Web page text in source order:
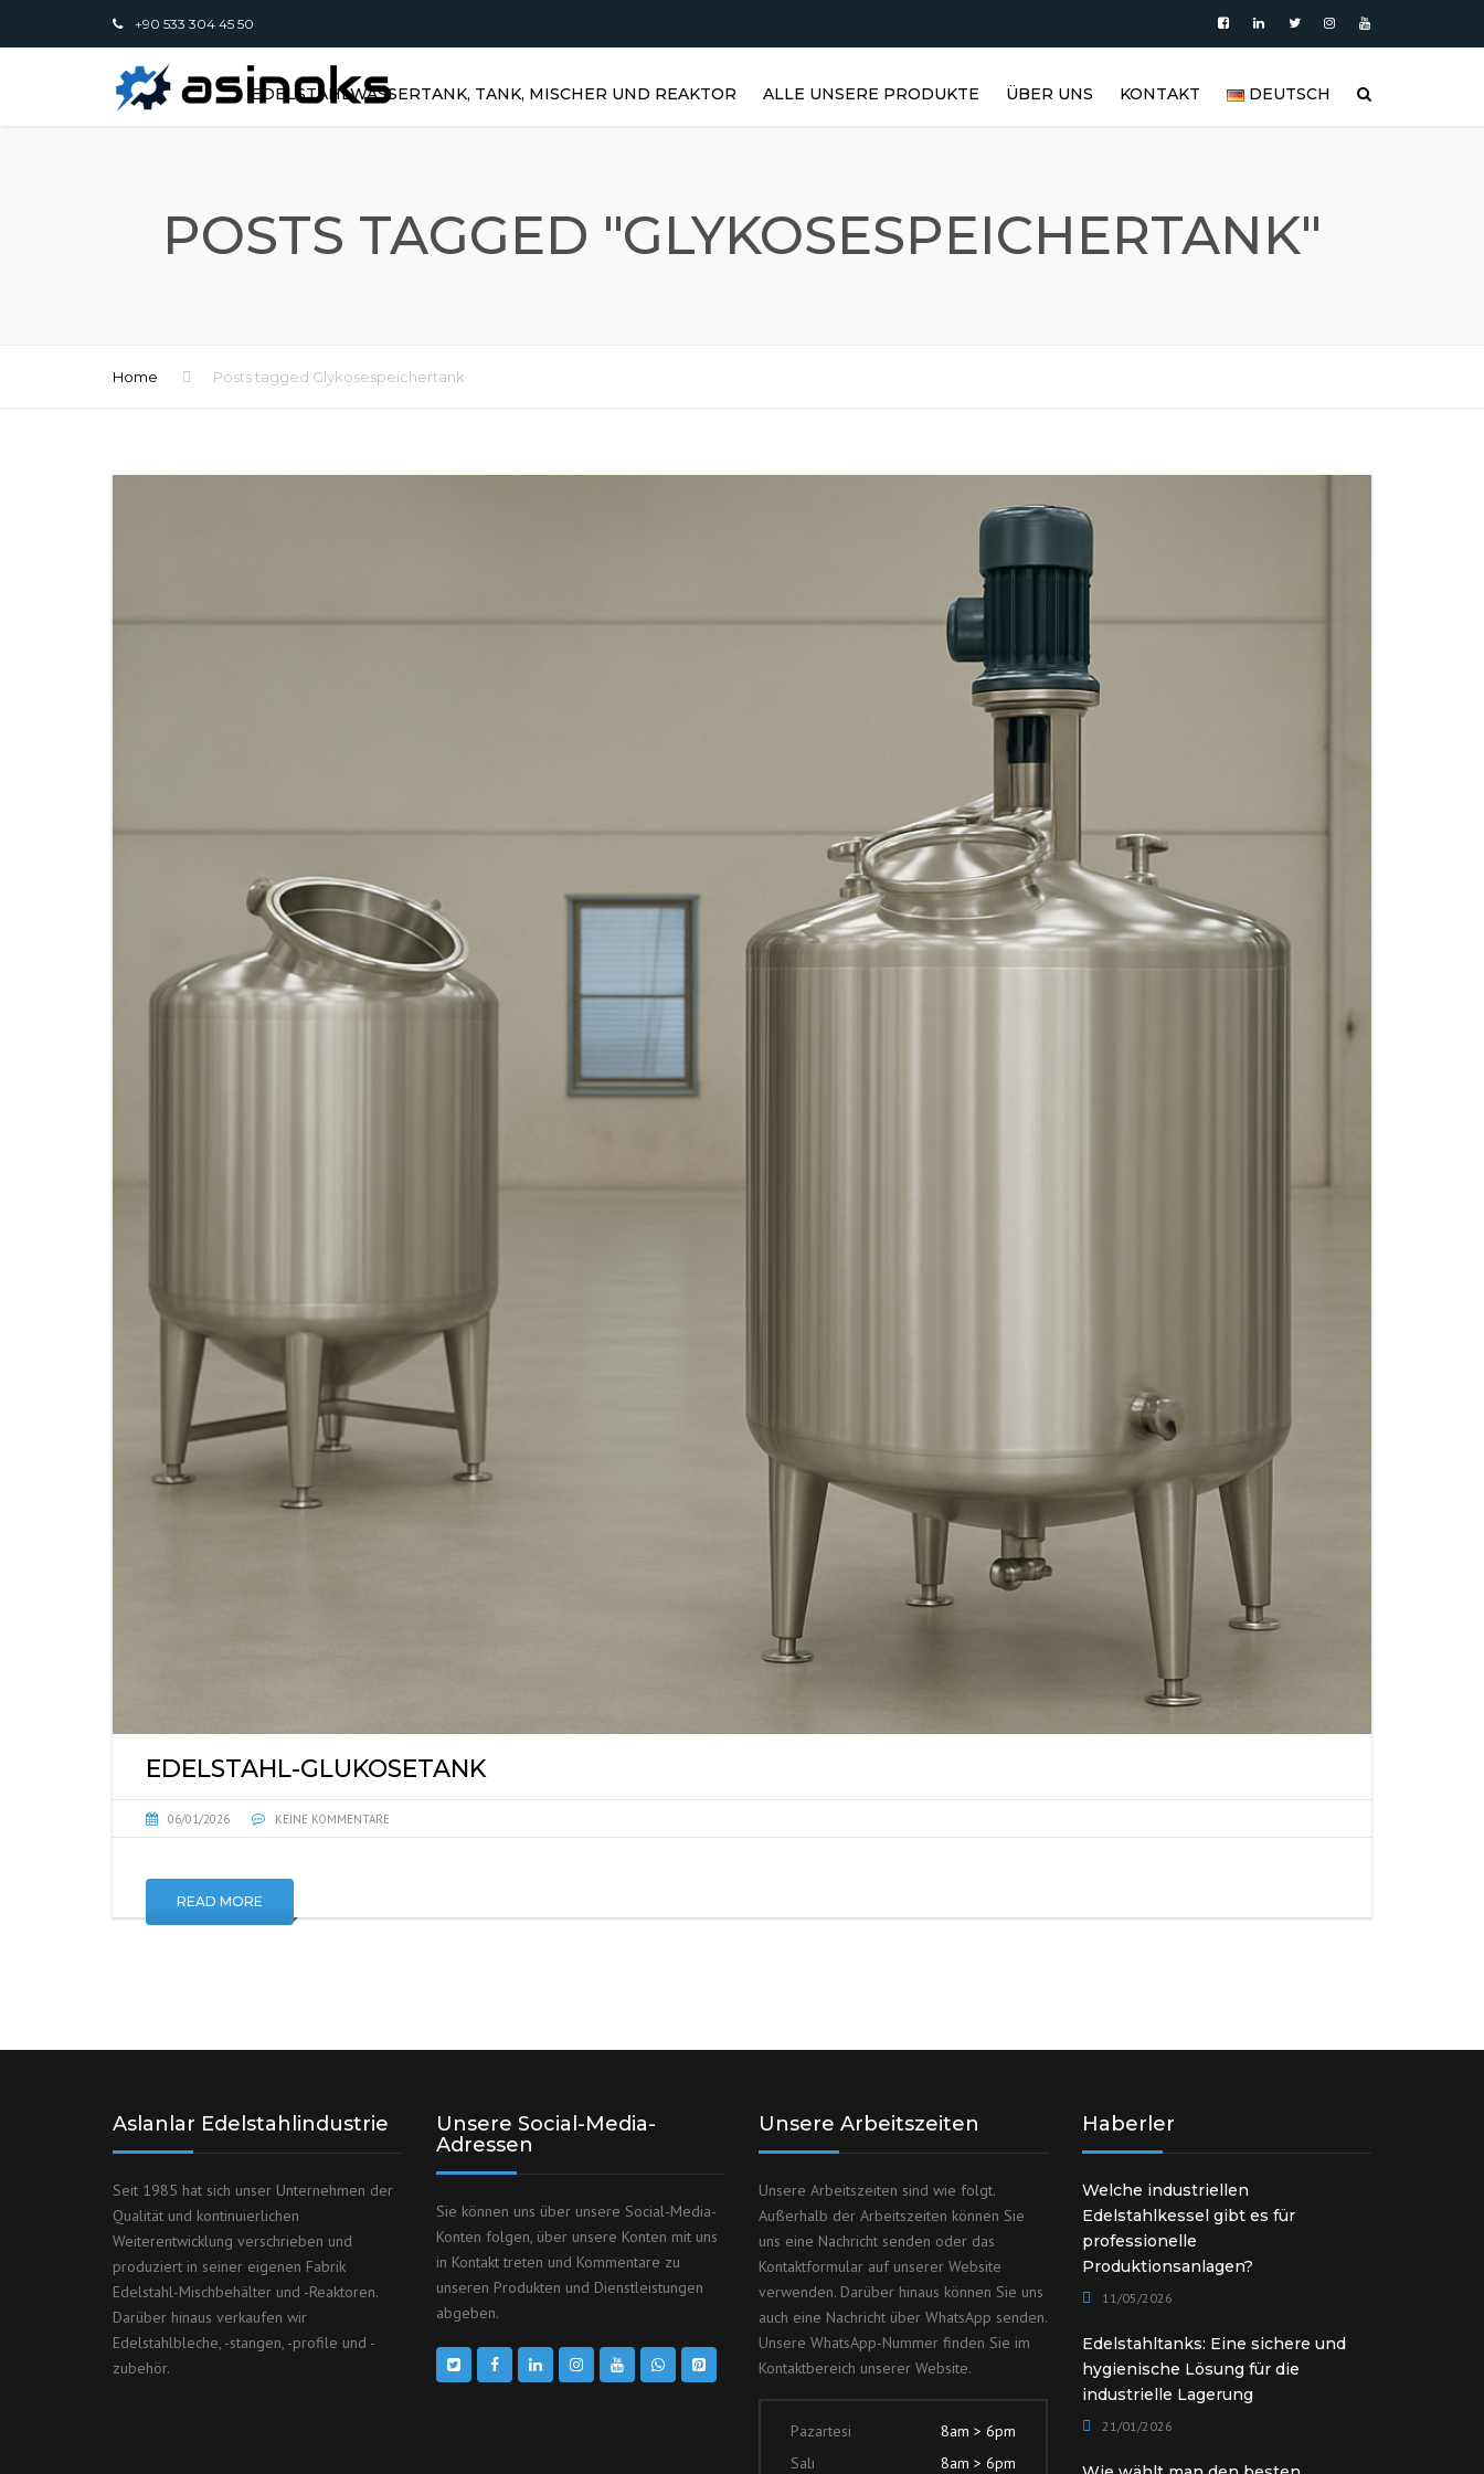
+90 533 304 45 50
EDELSTAHLWASSERTANK, TANK, MISCHER UND REAKTOR ALLE UNSERE PRODUKTE
VERTIKALE EDELSTAHLTANKS |
VERTIKALE WASSERTANKS
EDELSTAHL-RÜHRMISCHER
FITTINGS MATERIALIEN
ÜBER UNS KONTAKT DEUTSCH
POSTS TAGGED "GLYKOSESPEICHERTANK"
Home Posts tagged Glykosespeichertank
EDELSTAHL-GLUKOSETANK
06/01/2026 KEINE KOMMENTARE
READ MORE
Aslanlar Edelstahlindustrie
Seit 1985 hat sich unser Unternehmen der
Qualität und kontinuierlichen
Weiterentwicklung verschrieben und
produziert in seiner eigenen Fabrik
Edelstahl-Mischbehälter und -Reaktoren.
Darüber hinaus verkaufen wir
Edelstahlbleche, -stangen, -profile und -
zubehör.
Unsere Social-Media-
Adressen
Sie können uns über unsere Social-Media-
Konten folgen, über unsere Konten mit uns
in Kontakt treten und Kommentare zu
unseren Produkten und Dienstleistungen
abgeben.
Unsere Arbeitszeiten
Unsere Arbeitszeiten sind wie folgt.
Außerhalb der Arbeitszeiten können Sie
uns eine Nachricht senden oder das
Kontaktformular auf unserer Website
verwenden. Darüber hinaus können Sie uns
auch eine Nachricht über WhatsApp senden.
Unsere WhatsApp-Nummer finden Sie im
Kontaktbereich unserer Website.
Pazartesi
8am > 6pm
Salı
8am > 6pm
Haberler
Welche industriellen
Edelstahlkessel gibt es für
professionelle
Produktionsanlagen?
11/05/2026
Edelstahltanks: Eine sichere und
hygienische Lösung für die
industrielle Lagerung
21/01/2026